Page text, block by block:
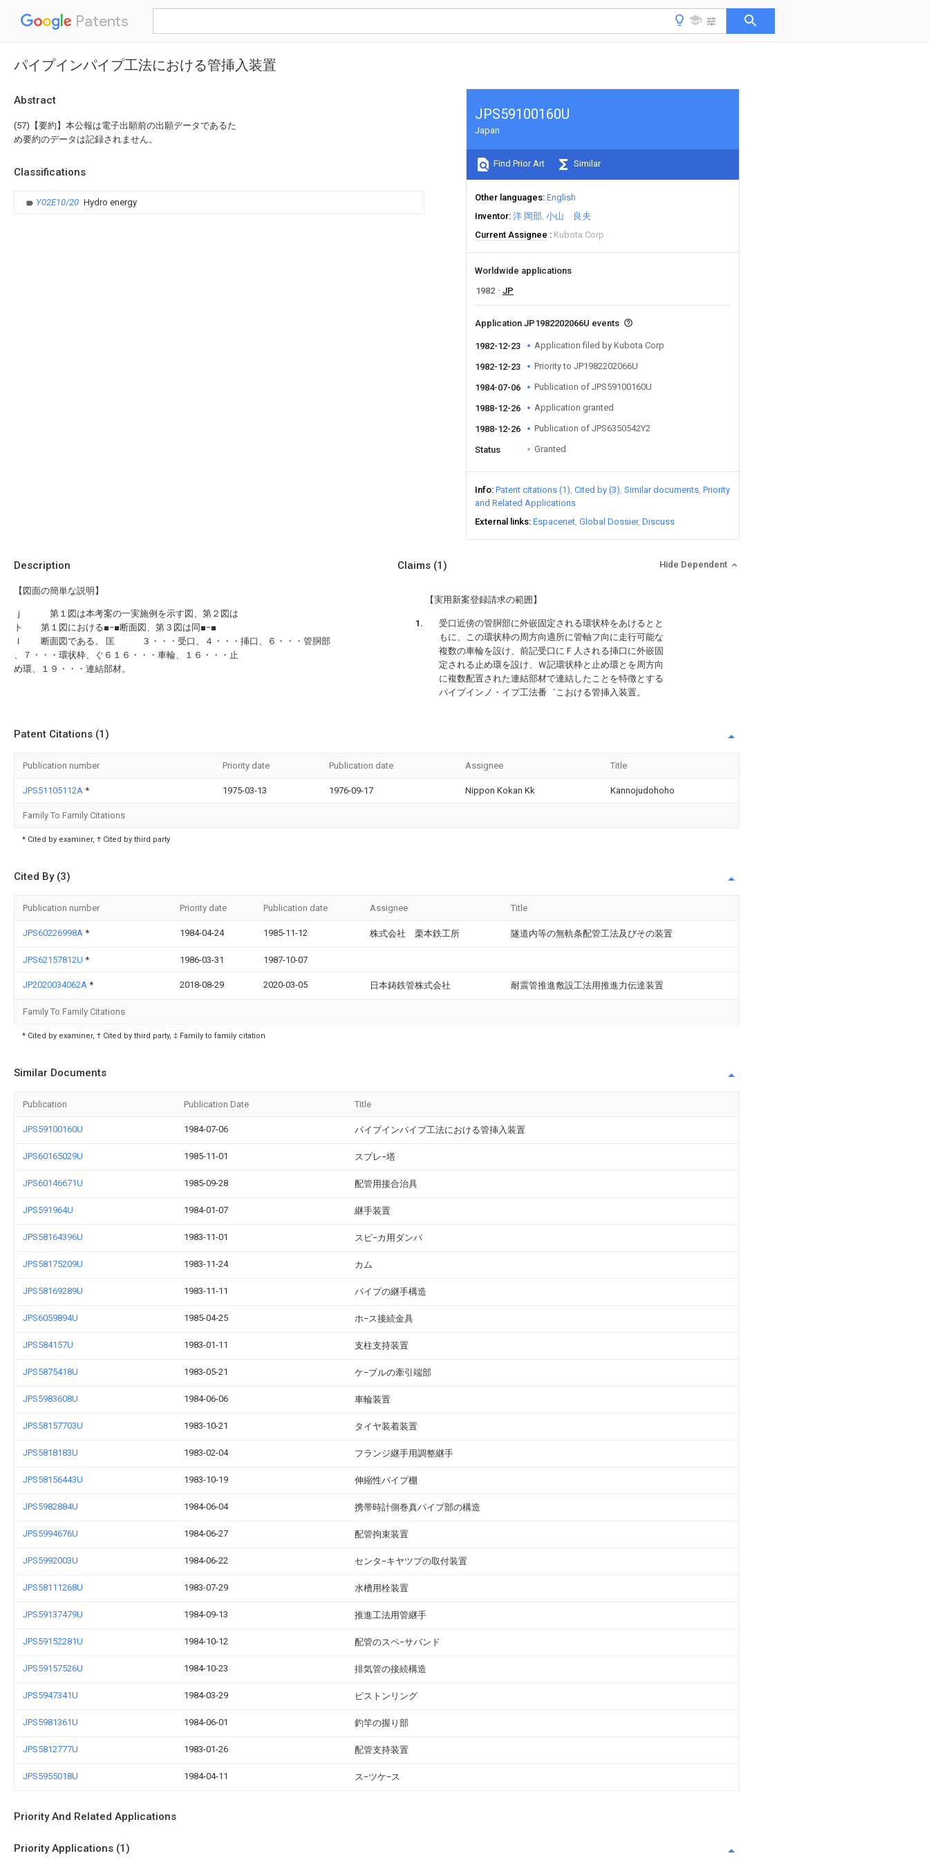
Patents
パイプインパイプ工法における管挿入装置
Abstract
(57)【要約】本公報は電子出願前の出願データであるた
め要約のデータは記録されません。
Classifications
Y02E10/20 Hydro energy
JPS59100160U
Japan
Find Prior Art Similar
Other languages English
Inventor 洋 岡部 小山 良夫
Current Assignee
Kubota Corp
Worldwide applications
1982
JP
Application JP1982202066U events
1982-12-23 Application filed by Kubota Corp
1982-12-23 Priority to JP1982202066U
1984-07-06 Publication of JPS59100160U
1988-12-26 Application granted
1988-12-26 Publication of JPS6350542Y2
Status Granted
Info Patent citations (1) Cited by (3) Similar documents Priority
and Related Applications
External links Espacenet Global Dossier Discuss
Description
【図面の簡単な説明】
ｊ 第１図は本考案の一実施例を示す図、第２図は
ト 第１図における■−■断面図、第３図は同■−■
Ｉ 断面図である。 匡 ３・・・受口、４・・・挿口、６・・・管胴部
、７・・・環状枠、ぐ６１６・・・車輪、１６・・・止
め環、１９・・・連結部材。
Claims (1) Hide Dependent
【実用新案登録請求の範囲】
受口近傍の管胴部に外嵌固定される環状枠をあけるとと
もに、この環状枠の周方向適所に管軸フ向に走行可能な
複数の車輪を設け、前記受口にＦ人される挿口に外嵌固
定される止め環を設け、Ｗ記環状枠と止め環とを周方向
に複数配置された連結部材で連結したことを特徴とする
パイプインノ・イプ工法番゛こおける管挿入装置。
Patent Citations (1)
Publication number Priority date Publication date Assignee Title
JPS51105112A * 1975-03-13 1976-09-17 Nippon Kokan Kk Kannojudohoho
Family To Family Citations
* Cited by examiner, † Cited by third party
Cited By (3)
Publication number Priority date Publication date Assignee Title
JPS60226998A * 1984-04-24 1985-11-12 株式会社 栗本鉄工所 隧道内等の無軌条配管工法及びその装置
JPS62157812U * 1986-03-31 1987-10-07
JP2020034062A * 2018-08-29 2020-03-05 日本鋳鉄管株式会社 耐震管推進敷設工法用推進力伝達装置
Family To Family Citations
* Cited by examiner, † Cited by third party, ‡ Family to family citation
Similar Documents
Publication Publication Date Title
JPS59100160U 1984-07-06 パイプインパイプ工法における管挿入装置
JPS60165029U 1985-11-01 スプレ−塔
JPS60146671U 1985-09-28 配管用接合治具
JPS591964U 1984-01-07 継手装置
JPS58164396U 1983-11-01 スピ−カ用ダンパ
JPS58175209U 1983-11-24 カム
JPS58169289U 1983-11-11 パイプの継手構造
JPS6059894U 1985-04-25 ホ−ス接続金具
JPS584157U 1983-01-11 支柱支持装置
JPS5875418U 1983-05-21 ケ−ブルの牽引端部
JPS5983608U 1984-06-06 車輪装置
JPS58157703U 1983-10-21 タイヤ装着装置
JPS5818183U 1983-02-04 フランジ継手用調整継手
JPS58156443U 1983-10-19 伸縮性パイプ棚
JPS5982884U 1984-06-04 携帯時計側巻真パイプ部の構造
JPS5994676U 1984-06-27 配管拘束装置
JPS5992003U 1984-06-22 センタ−キヤツプの取付装置
JPS58111268U 1983-07-29 水槽用栓装置
JPS59137479U 1984-09-13 推進工法用管継手
JPS59152281U 1984-10-12 配管のスペ−サバンド
JPS59157526U 1984-10-23 排気管の接続構造
JPS5947341U 1984-03-29 ピストンリング
JPS5981361U 1984-06-01 釣竿の握り部
JPS5812777U 1983-01-26 配管支持装置
JPS5955018U 1984-04-11 ス−ツケ−ス
Priority And Related Applications
Priority Applications (1)